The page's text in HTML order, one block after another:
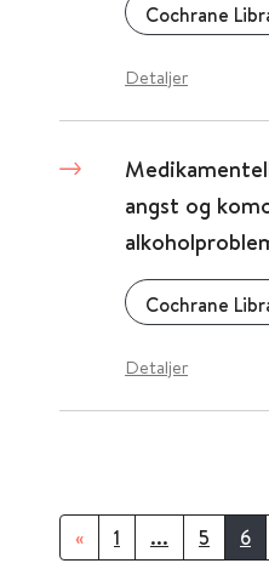
Cochrane
Detaljer
angst og
Cochrane
Detaljer
« 1 ... 5 6